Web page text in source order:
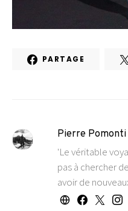
PARTAGE
Pierre Pomonti
'Le véritable
pas à chercher
avoir de